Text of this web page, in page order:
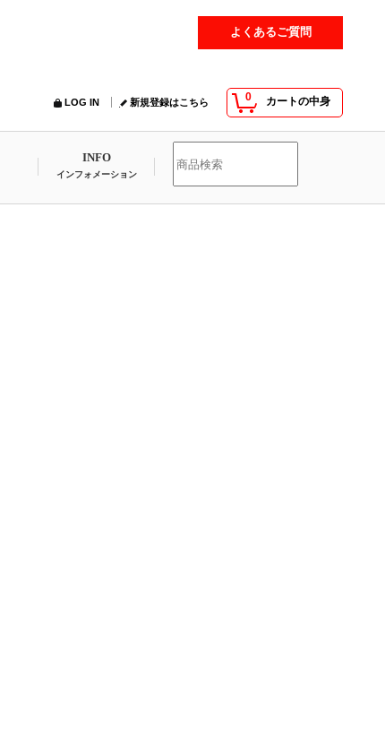
よくあるご質問
0 カートの中身
LOG IN 新規登録はこちら
INFO
インフォメーション